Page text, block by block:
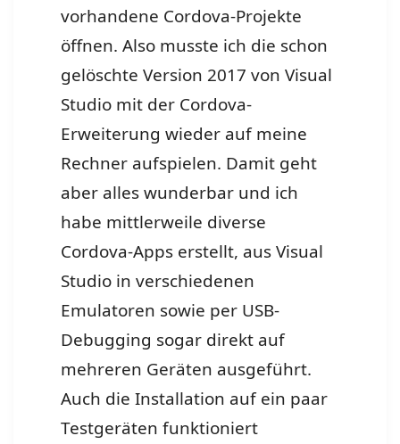
vorhandene Cordova-Projekte
öffnen. Also musste ich die schon
gelöschte Version 2017 von Visual
Studio mit der Cordova-
Erweiterung wieder auf meine
Rechner aufspielen. Damit geht
aber alles wunderbar und ich
habe mittlerweile diverse
Cordova-Apps erstellt, aus Visual
Studio in verschiedenen
Emulatoren sowie per USB-
Debugging sogar direkt auf
mehreren Geräten ausgeführt.
Auch die Installation auf ein paar
Testgeräten funktioniert